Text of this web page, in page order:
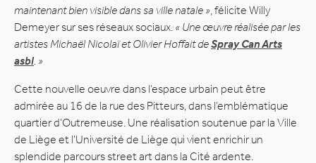
maintenant bien visible dans sa ville natale » , félicite Willy
Demeyer sur ses réseaux sociaux. « Une œuvre réalisée par les
artistes Michaël Nicolaï et Olivier Hoffait deSpray Can Arts
asbl. »
Cette nouvelle oeuvre dans l’espace urbain peut être
admirée au 16 de la rue des Pitteurs, dans l’emblématique
quartier d’Outremeuse. Une réalisation soutenue par la Ville
de Liège et l’Université de Liège qui vient enrichir un
splendide parcours street art dans la Cité ardente.